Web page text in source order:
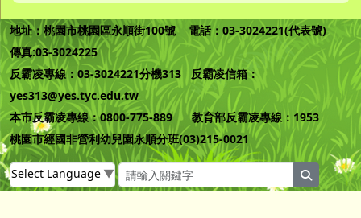
地址：桃園市桃園區永順街100號 電話：03-3024221(代表號)
傳真:03-3024225
反霸凌專線：03-3024221分機313 反霸凌信箱：
yes313@yes.tyc.edu.tw
本市反霸凌專線：0800-775-889 教育部反霸凌專線：1953
桃園市經國非營利幼兒園永順分班(03)215-0021
Select Language ▼ search